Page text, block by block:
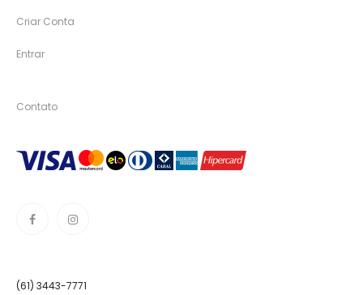
Criar Conta
Entrar
Contato
(61) 3443-7771